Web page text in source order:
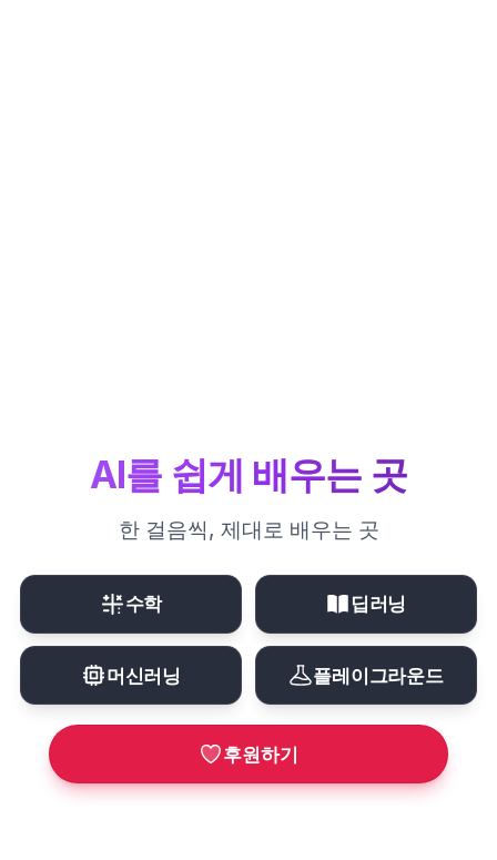
AI를 쉽게 배우는 곳
한 걸음씩, 제대로 배우는 곳
수학 딥러닝
머신러닝 플레이그라운드
후원하기